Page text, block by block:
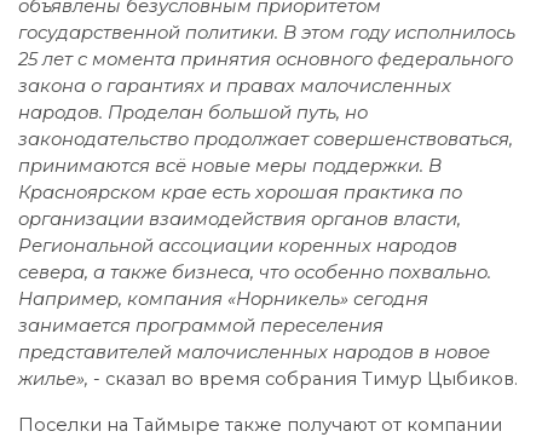
объявлены безусловным приоритетом
государственной политики. В этом году исполнилось
25 лет с момента принятия основного федерального
закона о гарантиях и правах малочисленных
народов. Проделан большой путь, но
законодательство продолжает совершенствоваться,
принимаются всё новые меры поддержки. В
Красноярском крае есть хорошая практика по
организации взаимодействия органов власти,
Региональной ассоциации коренных народов
севера, а также бизнеса, что особенно похвально.
Например, компания «Норникель» сегодня
занимается программой переселения
представителей малочисленных народов в новое
жилье», - сказал во время собрания Тимур Цыбиков.
Поселки на Таймыре также получают от компании